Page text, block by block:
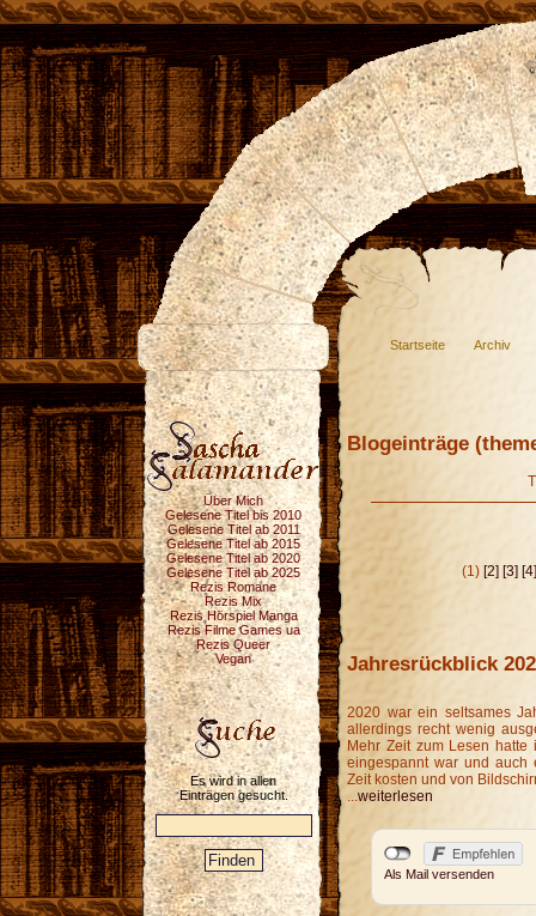
Startseite Archiv
Über Mich
Gelesene Titel bis 2010
Gelesene Titel ab 2011
Gelesene Titel ab 2015
Gelesene Titel ab 2020
Gelesene Titel ab 2025
Rezis Romane
Rezis Mix
Rezis Hörspiel Manga
Rezis Filme Games ua
Rezis Queer
Vegan
Es wird in allen
Einträgen gesucht.
Blogeinträge
(1) [2] [3] [4]
Jahresrückblick
2020 war ein seltsames
allerdings recht wenig
Mehr Zeit zum Lesen
eingespannt war und
Zeit kosten und von
...weiterlesen
Als Mail versenden